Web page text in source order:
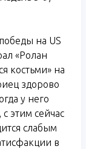
на US
«Ролан
костьми» на
здорово
у него
этим сейчас
слабым
в